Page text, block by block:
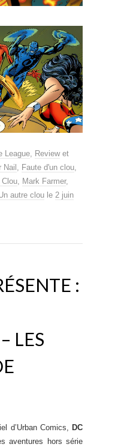
League, Reviewet
Nail , Faute d'un clou,
Clou, Mark Farmer,
autre clou le 2 juin
:
LES
d’Urban Comics, DC
aventures hors série